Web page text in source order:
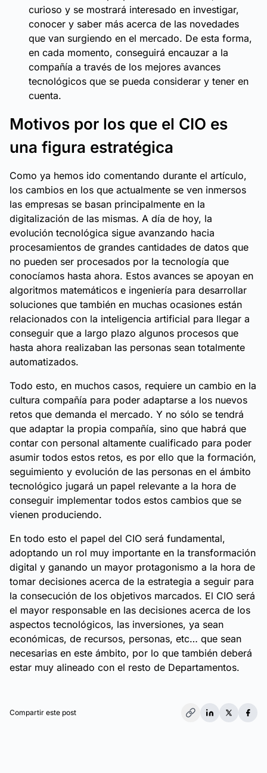
curioso y se mostrará interesado en investigar,
conocer y saber más acerca de las novedades
que van surgiendo en el mercado. De esta forma,
en cada momento, conseguirá encauzar a la
compañía a través de los mejores avances
tecnológicos que se pueda considerar y tener en
cuenta.
Motivos por los que el CIO es
una figura estratégica
Como ya hemos ido comentando durante el artículo,
los cambios en los que actualmente se ven inmersos
las empresas se basan principalmente en la
digitalización de las mismas. A día de hoy, la
evolución tecnológica sigue avanzando hacia
procesamientos de grandes cantidades de datos que
no pueden ser procesados por la tecnología que
conocíamos hasta ahora. Estos avances se apoyan en
algoritmos matemáticos e ingeniería para desarrollar
soluciones que también en muchas ocasiones están
relacionados con la inteligencia artificial para llegar a
conseguir que a largo plazo algunos procesos que
hasta ahora realizaban las personas sean totalmente
automatizados.
Todo esto, en muchos casos, requiere un cambio en la
cultura compañía para poder adaptarse a los nuevos
retos que demanda el mercado. Y no sólo se tendrá
que adaptar la propia compañía, sino que habrá que
contar con personal altamente cualificado para poder
asumir todos estos retos, es por ello que la formación,
seguimiento y evolución de las personas en el ámbito
tecnológico jugará un papel relevante a la hora de
conseguir implementar todos estos cambios que se
vienen produciendo.
En todo esto el papel del CIO será fundamental,
adoptando un rol muy importante en la transformación
digital y ganando un mayor protagonismo a la hora de
tomar decisiones acerca de la estrategia a seguir para
la consecución de los objetivos marcados. El CIO será
el mayor responsable en las decisiones acerca de los
aspectos tecnológicos, las inversiones, ya sean
económicas, de recursos, personas, etc… que sean
necesarias en este ámbito, por lo que también deberá
estar muy alineado con el resto de Departamentos.
Compartir este post